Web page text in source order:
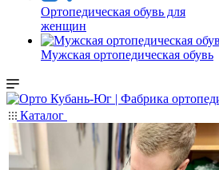
Ортопедическая обувь для
женщин
Мужская ортопедическая обувь
Каталог